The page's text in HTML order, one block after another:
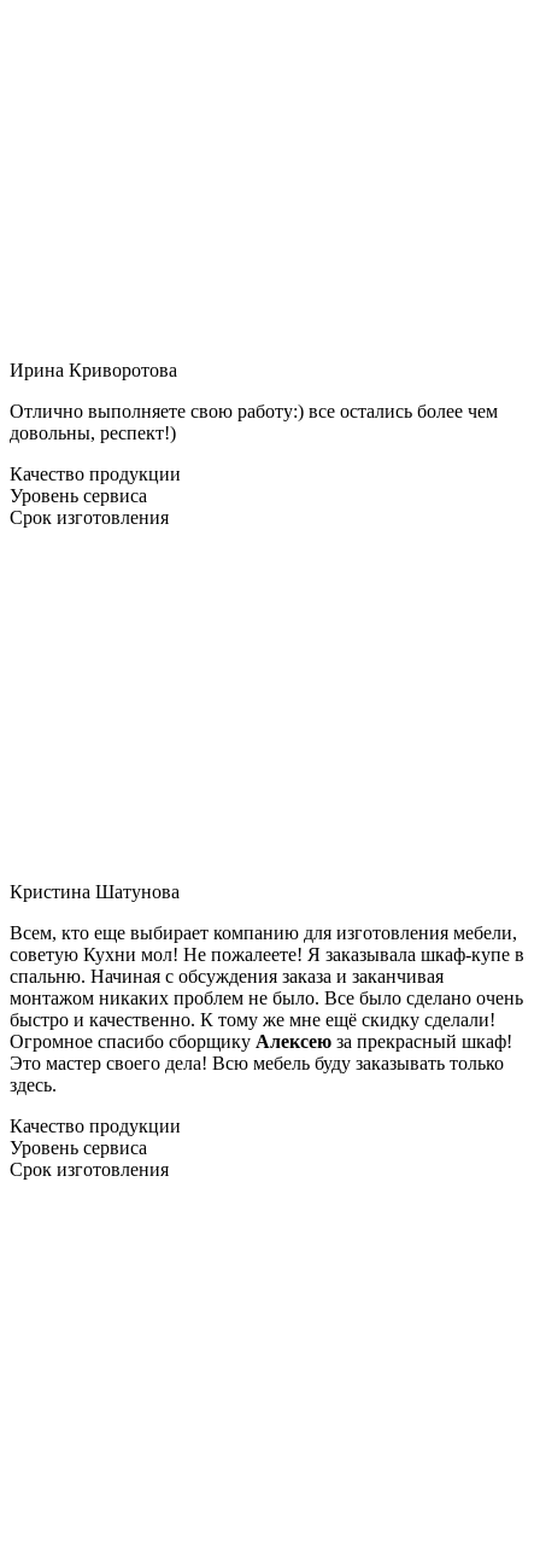
Ирина Криворотова
Отлично выполняете свою работу:) все остались более чем
довольны, респект!)
Качество продукции
Уровень сервиса
Срок изготовления
Кристина Шатунова
Всем, кто еще выбирает компанию для изготовления мебели,
советую Кухни мол! Не пожалеете! Я заказывала шкаф-купе в
спальню. Начиная с обсуждения заказа и заканчивая
монтажом никаких проблем не было. Все было сделано очень
быстро и качественно. К тому же мне ещё скидку сделали!
Огромное спасибо сборщику Алексею за прекрасный шкаф!
Это мастер своего дела! Всю мебель буду заказывать только
здесь.
Качество продукции
Уровень сервиса
Срок изготовления